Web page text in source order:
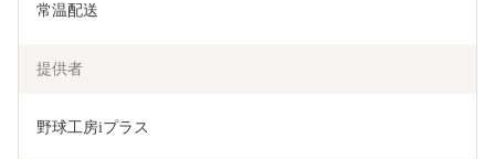
常温配送
提供者
野球工房iプラス